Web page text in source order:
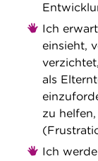
Ich
einsieht,
als
zu
Ich